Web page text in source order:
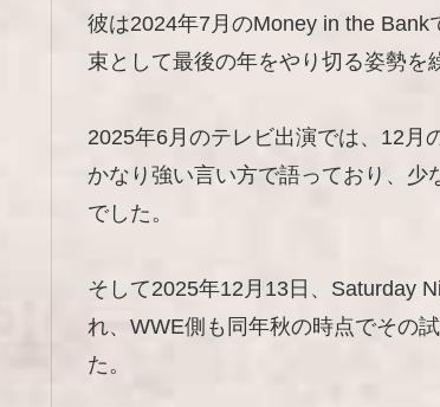
彼は2024年7月のMoney in the
束として最後の年をやり切る姿勢を
2025年6月のテレビ出演では、12月
かなり強い言い方で語っており、少
でした。
そして2025年12月13日、Saturday
れ、WWE側も同年秋の時点でその
た。